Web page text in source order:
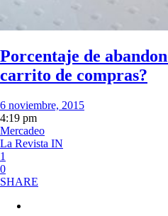
Porcentaje de
carrito de compras?
6 noviembre, 2015
4:19 pm
Mercadeo
La Revista IN
1
0
SHARE